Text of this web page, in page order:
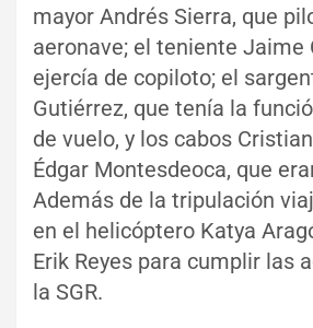
mayor Andrés Sierra, que
aeronave; el teniente Jaime
ejercía de copiloto; el
Gutiérrez, que tenía la
de vuelo, y los cabos
Édgar Montesdeoca, que
Además de la tripulación
en el helicóptero Katya
Erik Reyes para cumplir las
la SGR.